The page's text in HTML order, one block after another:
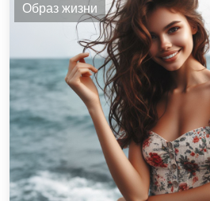
Образ жизни